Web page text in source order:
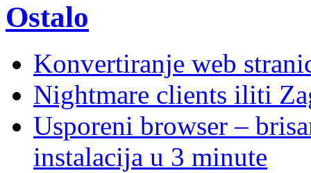
Ostalo
Konvertiranje web
Nightmare clients iliti
Usporeni browser –
instalacija u 3 minute